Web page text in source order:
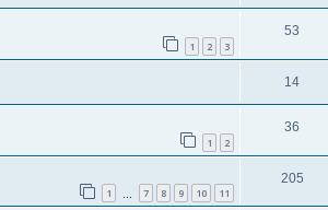
1 2 3
53
14
1 2
36
1 7 8 9 10 11
205